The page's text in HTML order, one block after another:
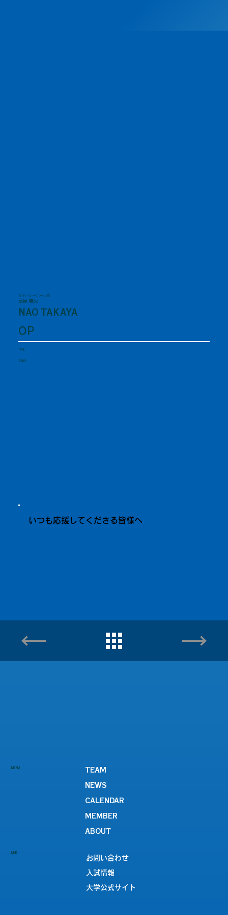
女子バレーボール部
高屋 奈央
NAO TAKAYA
OP
1年生
京都府
いつも応援してくださる皆様へ
MENU
TEAM
NEWS
CALENDAR
MEMBER
ABOUT
LINK
お問い合わせ
入試情報
大学公式サイト